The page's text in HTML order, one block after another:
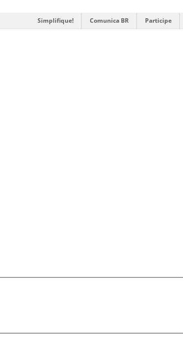
Simplifique! Comunica BR Participe